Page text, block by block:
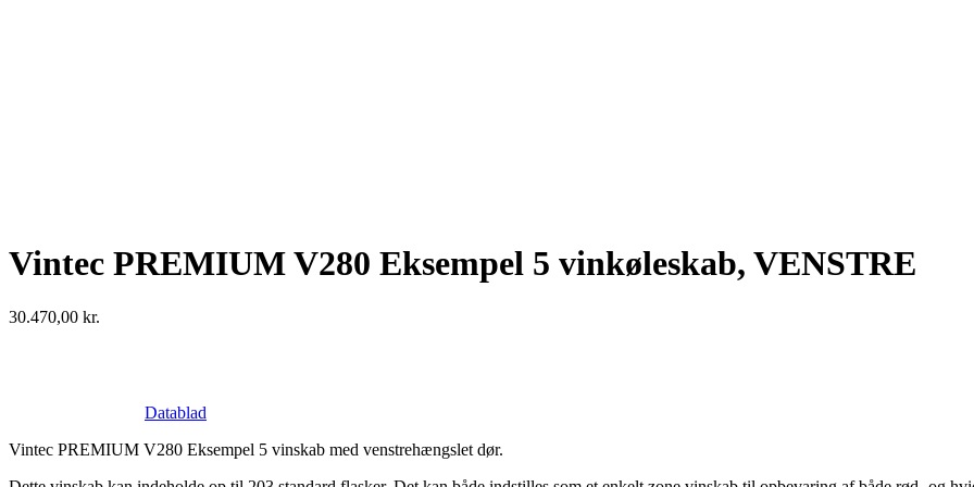
Vintec PREMIUM V280 Eksempel 5 vinkøleskab, VENSTRE
30.470,00 kr.
Datablad
Vintec PREMIUM V280 Eksempel 5 vinskab med venstrehængslet dør.